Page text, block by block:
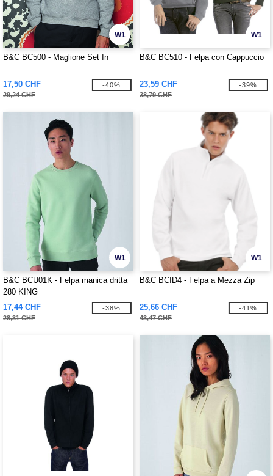
W1
B&C BC500 - Maglione Set In
17,50 CHF
29,24 CHF
-40%
W1
B&C BC510 - Felpa con Cappuccio
23,59 CHF
38,79 CHF
-39%
W1
B&C BCU01K - Felpa manica dritta
280 KING
17,44 CHF
28,31 CHF
-38%
W1
B&C BCID4 - Felpa a Mezza Zip
25,66 CHF
43,47 CHF
-41%